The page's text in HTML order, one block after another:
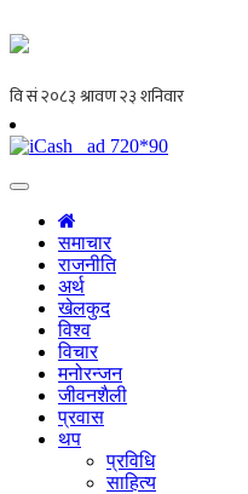
समाचार
राजनीति
अर्थ
खेलकुद
विश्व
विचार
मनोरन्जन
जीवनशैली
प्रवास
थप
प्रविधि
साहित्य